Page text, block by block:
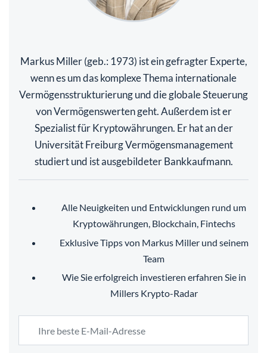
Markus Miller (geb.: 1973) ist ein gefragter Experte,
wenn es um das komplexe Thema internationale
Vermögensstrukturierung und die globale Steuerung
von Vermögenswerten geht. Außerdem ist er
Spezialist für Kryptowährungen. Er hat an der
Universität Freiburg Vermögensmanagement
studiert und ist ausgebildeter Bankkaufmann.
Alle Neuigkeiten und Entwicklungen rund um
Kryptowährungen, Blockchain, Fintechs
Exklusive Tipps von Markus Miller und seinem
Team
Wie Sie erfolgreich investieren erfahren Sie in
Millers Krypto-Radar